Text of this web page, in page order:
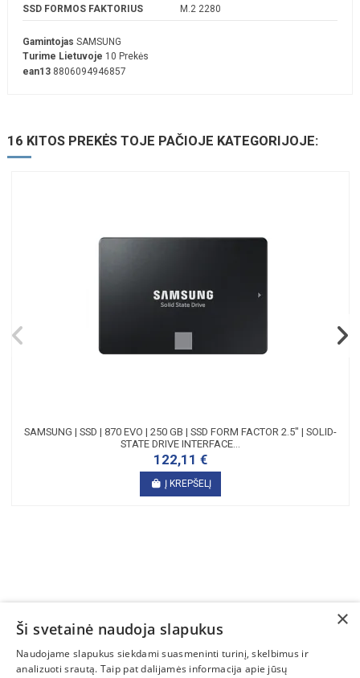
SSD FORMOS FAKTORIUS M.2 2280
Gamintojas SAMSUNG
Turime Lietuvoje 10 Prekės
ean13 8806094946857
16 KITOS PREKĖS TOJE PAČIOJE KATEGORIJOJE:
SAMSUNG | SSD | 870 EVO | 250 GB | SSD FORM FACTOR 2.5" | SOLID-
STATE DRIVE INTERFACE...
122,11 €
Į KREPŠELĮ
×
Ši svetainė naudoja slapukus
Naudojame slapukus siekdami suasmeninti turinį, skelbimus ir
analizuoti srautą. Taip pat dalijamės informacija apie jūsų